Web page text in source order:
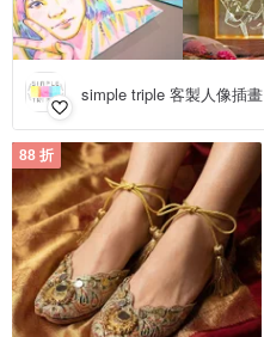
simple triple 客製人像插畫
88 折